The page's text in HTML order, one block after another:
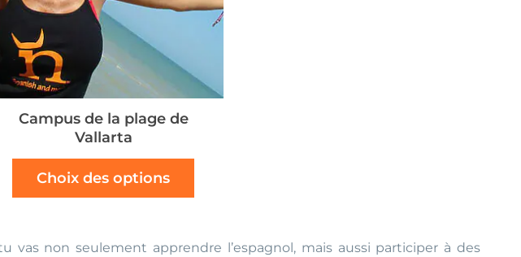
Campus de la plage de
Vallarta
Choix des options
vas non seulement apprendre l’espagnol, mais aussi participer à des